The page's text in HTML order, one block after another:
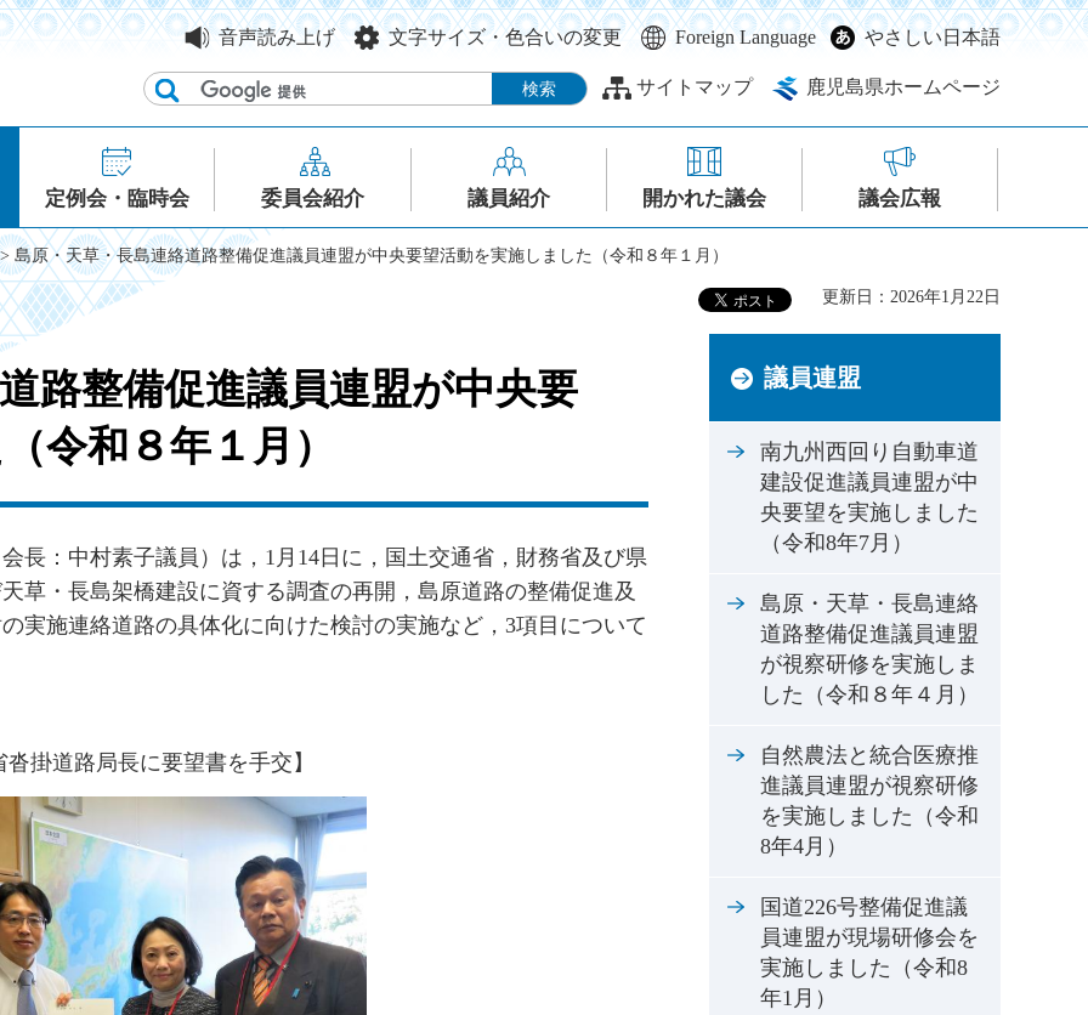
音声読み上げ 文字サイズ・色合いの変更 Foreign Language やさしい日本語
サイトマップ 鹿児島県ホームページ
定例会・臨時会 委員会紹介 議員紹介 開かれた議会 議会広報
島原・天草・長島連絡道路整備促進議員連盟が中央要望活動を実施しました（令和８年１月）
更新日：2026年1月22日
路整備促進議員連盟が中央要
令和８年１月）
長：中村素子議員）は，1月14日に，国土交通省，財務省及び県
草・長島架橋建設に資する調査の再開，島原道路の整備促進及
実施連絡道路の具体化に向けた検討の実施など，3項目について
掛道路局長に要望書を手交】
議員連盟
南九州西回り自動車道
建設促進議員連盟が中
央要望を実施しました
（令和8年7月）
島原・天草・長島連絡
道路整備促進議員連盟
が視察研修を実施しま
した（令和８年４月）
自然農法と統合医療推
進議員連盟が視察研修
を実施しました（令和
8年4月）
国道226号整備促進議
員連盟が現場研修会を
実施しました（令和8
年1月）